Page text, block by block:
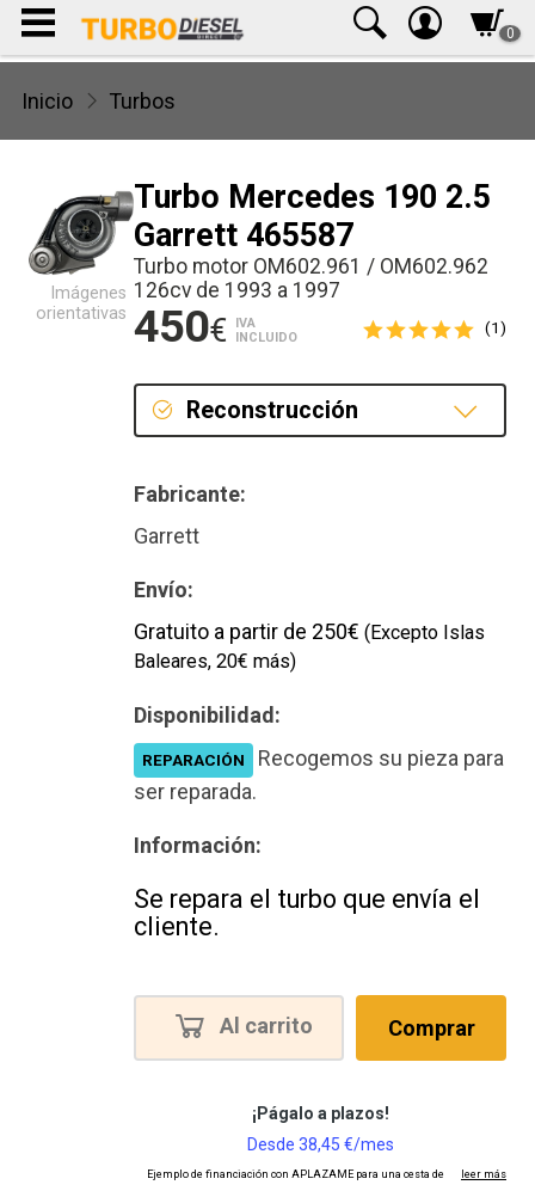
0
Inicio Turbos
Turbo Mercedes 190 2.5
Garrett 465587
Turbo motor OM602.961 / OM602.962
126cv de 1993 a 1997
450€
IVA
INCLUIDO
(1)
Reconstrucción
Fabricante:
Garrett
Envío:
Gratuito a partir de 250€ (Excepto Islas
Baleares, 20€ más)
Disponibilidad:
REPARACIÓN
Recogemos su pieza para
ser reparada.
Información:
Se repara el turbo que envía el
cliente.
Al carrito Comprar
Imágenes
orientativas